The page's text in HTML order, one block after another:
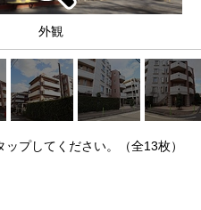
外観
プしてください。（全13枚）